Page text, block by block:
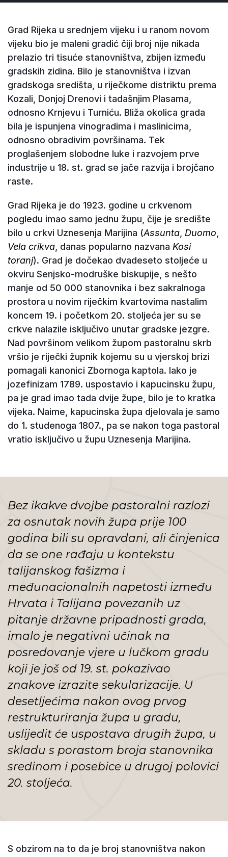
Grad Rijeka u srednjem vijeku i u ranom novom
vijeku bio je maleni gradić čiji broj nije nikada
prelazio tri tisuće stanovništva, zbijen između
gradskih zidina. Bilo je stanovništva i izvan
gradskoga središta, u riječkome distriktu prema
Kozali, Donjoj Drenovi i tadašnjim Plasama,
odnosno Krnjevu i Turniću. Bliža okolica grada
bila je ispunjena vinogradima i maslinicima,
odnosno obradivim površinama. Tek
proglašenjem slobodne luke i razvojem prve
industrije u 18. st. grad se jače razvija i brojčano
raste.
Grad Rijeka je do 1923. godine u crkvenom
pogledu imao samo jednu župu, čije je središte
bilo u crkvi Uznesenja Marijina (Assunta Duomo
Vela crikva , danas popularno nazvana Kosi
toranj). Grad je dočekao dvadeseto stoljeće u
okviru Senjsko-modruške biskupije, s nešto
manje od 50 000 stanovnika i bez sakralnoga
prostora u novim riječkim kvartovima nastalim
koncem 19. i početkom 20. stoljeća jer su se
crkve nalazile isključivo unutar gradske jezgre.
Nad površinom velikom župom pastoralnu skrb
vršio je riječki župnik kojemu su u vjerskoj brizi
pomagali kanonici Zbornoga kaptola. Iako je
jozefinizam 1789. uspostavio i kapucinsku župu,
pa je grad imao tada dvije župe, bilo je to kratka
vijeka. Naime, kapucinska župa djelovala je samo
do 1. studenoga 1807., pa se nakon toga pastoral
vratio isključivo u župu Uznesenja Marijina.
Bez ikakve dvojbe pastoralni razlozi
za osnutak novih župa prije 100
godina bili su opravdani, ali činjenica
da se one rađaju u kontekstu
talijanskog fašizma i
međunacionalnih napetosti između
Hrvata i Talijana povezanih uz
pitanje državne pripadnosti grada,
imalo je negativni učinak na
posredovanje vjere u lučkom gradu
koji je još od 19. st. pokazivao
znakove izrazite sekularizacije. U
desetljećima nakon ovog prvog
restrukturiranja župa u gradu,
uslijedit će uspostava drugih župa, u
skladu s porastom broja stanovnika
sredinom i posebice u drugoj polovici
20. stoljeća.
S obzirom na to da je broj stanovništva nakon